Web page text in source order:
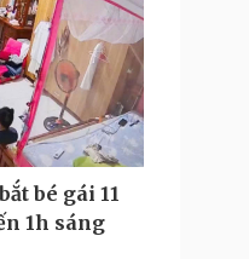
bé gái 11
1h sáng